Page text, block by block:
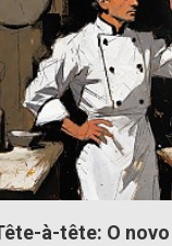
à-tête: O